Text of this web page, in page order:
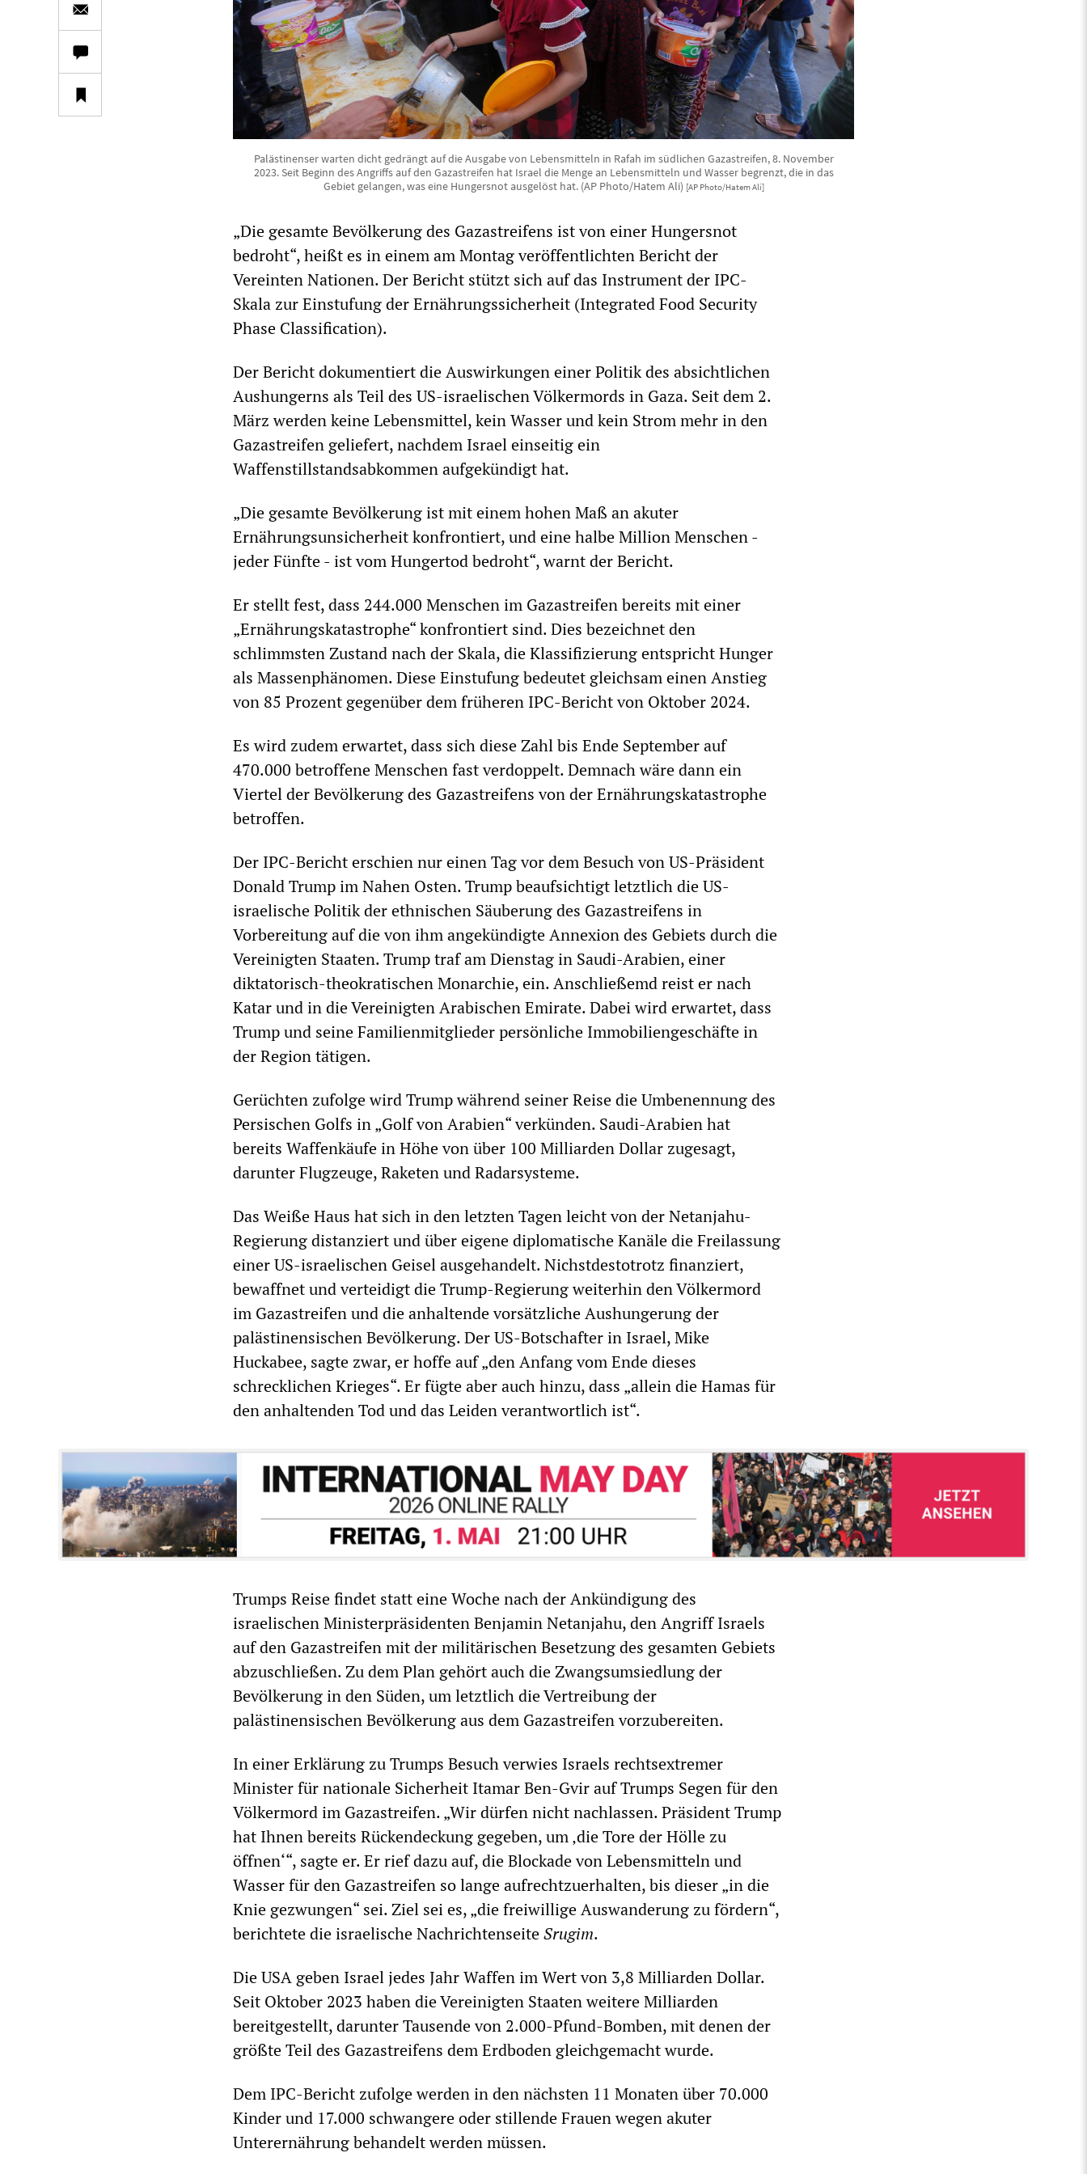
Palästinenser warten dicht gedrängt auf die Ausgabe von Lebensmitteln in Rafah im südlichen Gazastreifen, 8. November
2023. Seit Beginn des Angriffs auf den Gazastreifen hat Israel die Menge an Lebensmitteln und Wasser begrenzt, die in das
Gebiet gelangen, was eine Hungersnot ausgelöst hat. (AP Photo/Hatem Ali) [AP Photo/Hatem Ali]
„Die gesamte Bevölkerung des Gazastreifens ist von einer Hungersnot
bedroht“, heißt es in einem am Montag veröffentlichten Bericht der
Vereinten Nationen. Der Bericht stützt sich auf das Instrument der IPC-
Skala zur Einstufung der Ernährungssicherheit (Integrated Food Security
Phase Classification).
Der Bericht dokumentiert die Auswirkungen einer Politik des absichtlichen
Aushungerns als Teil des US-israelischen Völkermords in Gaza. Seit dem 2.
März werden keine Lebensmittel, kein Wasser und kein Strom mehr in den
Gazastreifen geliefert, nachdem Israel einseitig ein
Waffenstillstandsabkommen aufgekündigt hat.
„Die gesamte Bevölkerung ist mit einem hohen Maß an akuter
Ernährungsunsicherheit konfrontiert, und eine halbe Million Menschen -
jeder Fünfte - ist vom Hungertod bedroht“, warnt der Bericht.
Er stellt fest, dass 244.000 Menschen im Gazastreifen bereits mit einer
„Ernährungskatastrophe“ konfrontiert sind. Dies bezeichnet den
schlimmsten Zustand nach der Skala, die Klassifizierung entspricht Hunger
als Massenphänomen. Diese Einstufung bedeutet gleichsam einen Anstieg
von 85 Prozent gegenüber dem früheren IPC-Bericht von Oktober 2024.
Es wird zudem erwartet, dass sich diese Zahl bis Ende September auf
470.000 betroffene Menschen fast verdoppelt. Demnach wäre dann ein
Viertel der Bevölkerung des Gazastreifens von der Ernährungskatastrophe
betroffen.
Der IPC-Bericht erschien nur einen Tag vor dem Besuch von US-Präsident
Donald Trump im Nahen Osten. Trump beaufsichtigt letztlich die US-
israelische Politik der ethnischen Säuberung des Gazastreifens in
Vorbereitung auf die von ihm angekündigte Annexion des Gebiets durch die
Vereinigten Staaten. Trump traf am Dienstag in Saudi-Arabien, einer
diktatorisch-theokratischen Monarchie, ein. Anschließemd reist er nach
Katar und in die Vereinigten Arabischen Emirate. Dabei wird erwartet, dass
Trump und seine Familienmitglieder persönliche Immobiliengeschäfte in
der Region tätigen.
Gerüchten zufolge wird Trump während seiner Reise die Umbenennung des
Persischen Golfs in „Golf von Arabien“ verkünden. Saudi-Arabien hat
bereits Waffenkäufe in Höhe von über 100 Milliarden Dollar zugesagt,
darunter Flugzeuge, Raketen und Radarsysteme.
Das Weiße Haus hat sich in den letzten Tagen leicht von der Netanjahu-
Regierung distanziert und über eigene diplomatische Kanäle die Freilassung
einer US-israelischen Geisel ausgehandelt. Nichstdestotrotz finanziert,
bewaffnet und verteidigt die Trump-Regierung weiterhin den Völkermord
im Gazastreifen und die anhaltende vorsätzliche Aushungerung der
palästinensischen Bevölkerung. Der US-Botschafter in Israel, Mike
Huckabee, sagte zwar, er hoffe auf „den Anfang vom Ende dieses
schrecklichen Krieges“. Er fügte aber auch hinzu, dass „allein die Hamas für
den anhaltenden Tod und das Leiden verantwortlich ist“.
Trumps Reise findet statt eine Woche nach der Ankündigung des
israelischen Ministerpräsidenten Benjamin Netanjahu, den Angriff Israels
auf den Gazastreifen mit der militärischen Besetzung des gesamten Gebiets
abzuschließen. Zu dem Plan gehört auch die Zwangsumsiedlung der
Bevölkerung in den Süden, um letztlich die Vertreibung der
palästinensischen Bevölkerung aus dem Gazastreifen vorzubereiten.
In einer Erklärung zu Trumps Besuch verwies Israels rechtsextremer
Minister für nationale Sicherheit Itamar Ben-Gvir auf Trumps Segen für den
Völkermord im Gazastreifen. „Wir dürfen nicht nachlassen. Präsident Trump
hat Ihnen bereits Rückendeckung gegeben, um ‚die Tore der Hölle zu
öffnen‘“, sagte er. Er rief dazu auf, die Blockade von Lebensmitteln und
Wasser für den Gazastreifen so lange aufrechtzuerhalten, bis dieser „in die
Knie gezwungen“ sei. Ziel sei es, „die freiwillige Auswanderung zu fördern“,
berichtete die israelische NachrichtenseiteSrugim.
Die USA geben Israel jedes Jahr Waffen im Wert von 3,8 Milliarden Dollar.
Seit Oktober 2023 haben die Vereinigten Staaten weitere Milliarden
bereitgestellt, darunter Tausende von 2.000-Pfund-Bomben, mit denen der
größte Teil des Gazastreifens dem Erdboden gleichgemacht wurde.
Dem IPC-Bericht zufolge werden in den nächsten 11 Monaten über 70.000
Kinder und 17.000 schwangere oder stillende Frauen wegen akuter
Unterernährung behandelt werden müssen.